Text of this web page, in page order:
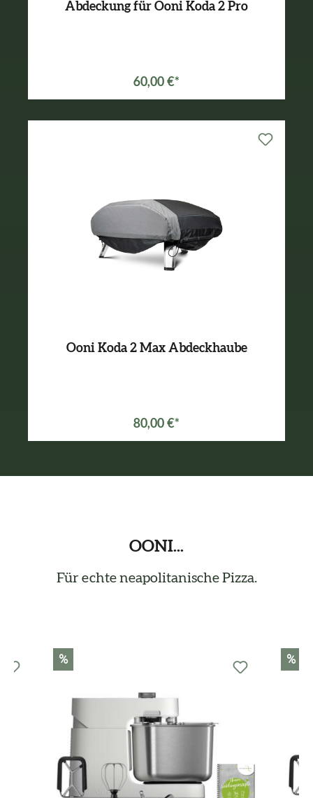
Abdeckung für Ooni Koda 2 Pro
60,00 €*
Ooni Koda 2 Max Abdeckhaube
80,00 €*
OONI...
Für echte neapolitanische Pizza.
Produktgalerie überspringen
% %